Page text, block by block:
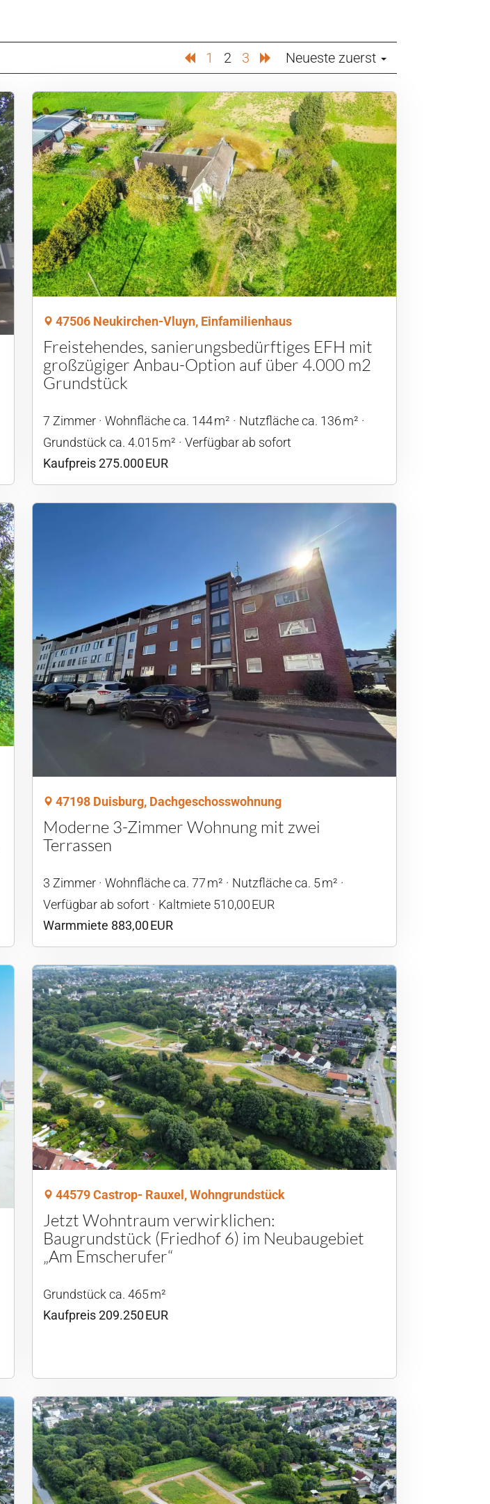
1 2 3 Neueste zuerst
47506 Neukirchen-Vluyn, Einfamilienhaus
Freistehendes, sanierungsbedürftiges EFH mit
großzügiger Anbau-Option auf über 4.000 m2
Grundstück
7 Zimmer Wohnfläche ca. 144 m²
Nutzfläche ca. 136 m²
Grund­stück ca. 4.015 m²
Verfügbar ab sofort
Kaufpreis 275.000 EUR
47198 Duisburg, Dachgeschosswohnung
Moderne 3-Zimmer Wohnung mit zwei
Terrassen
3 Zimmer Wohnfläche ca. 77 m²
Nutzfläche ca. 5 m²
Verfügbar ab sofort
Kaltmiete 510,00 EUR
Warmmiete 883,00 EUR
44579 Castrop- Rauxel, Wohngrundstück
Jetzt Wohntraum verwirklichen:
Baugrundstück (Friedhof 6) im Neubaugebiet
„Am Emscherufer“
Grund­stück ca. 465 m²
Kaufpreis 209.250 EUR